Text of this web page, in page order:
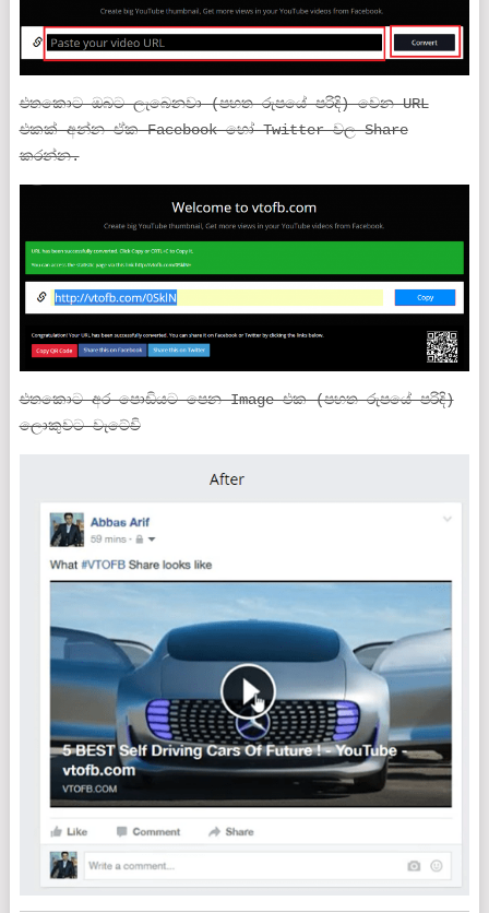
එතකොට ඔබට ලැබෙනවා (පහත රුපයේ පරිදි) වෙන URL
එකක් අන්න ඒක Facebook හෝ Twitter වල Share
කරන්න.
එතකොට අර පොඩියට පෙන Image එක (පහත රුපයේ පරිදි)
ලොකුවට වැටේවි